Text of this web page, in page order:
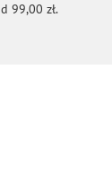
99,00 zł.